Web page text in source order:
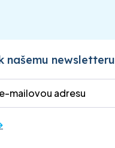
našemu newsletteru